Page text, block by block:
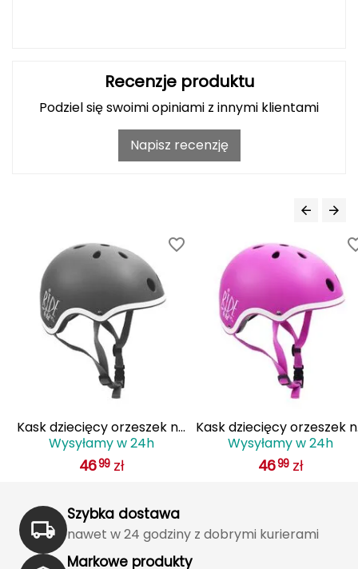
HAGLÖFS
Hydrapak
IGLOO
Icestorm
Recenzje produktu
Podziel się swoimi opiniami z innymi klientami
Napisz recenzję
Kask dziecięcy orzeszek na
rolki i hulajnogę SMJ SPORT
czarny
Wysyłamy w 24h
4699 zł
Kask dziecięcy orzeszek
rolki i hulajnogę SMJ
Wysyłamy w 24h
4699 zł
Szybka dostawa
nawet w 24 godziny z dobrymi kurierami
Markowe produkty